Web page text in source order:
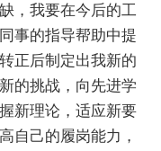
，我要在今后的工
事的指导帮助中提
正后制定出我新的
的挑战，向先进学
新理论，适应新要
自己的履岗能力，